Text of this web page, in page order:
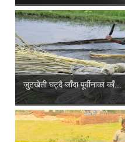
जुटखेती घट्दै जाँदा पूर्वीनाका काँ...